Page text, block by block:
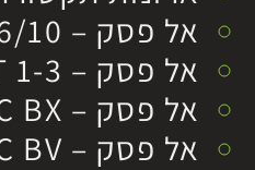
אל פסק – APC SRV RT 6/10
אל פסק – APC SRV RT 1-3
אל פסק – APC BX
אל פסק – APC BV